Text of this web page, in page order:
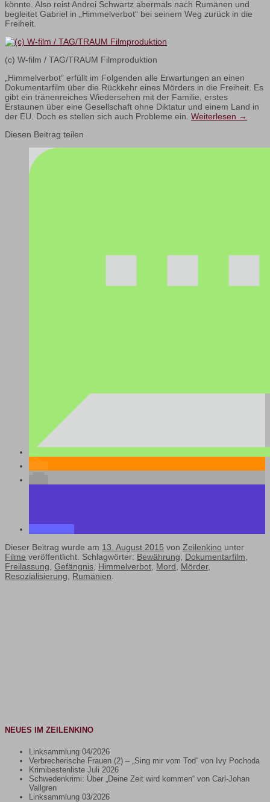
könnte. Also reist Andrei Schwartz abermals nach Rumänen und
begleitet Gabriel in „Himmelverbot“ bei seinem Weg zurück in die
Freiheit.
(c) W-film / TAG/TRAUM Filmproduktion
„Himmelverbot“ erfüllt im Folgenden alle Erwartungen an einen
Dokumentarfilm über die Rückkehr eines Mörders in die Freiheit. Es
gibt ein tränenreiches Wiedersehen mit der Familie, erstes
Erstaunen über eine Gesellschaft ohne Diktatur und einem Land in
der EU. Doch es stellen sich auch Probleme ein. Weiterlesen →
Diesen Beitrag teilen
Dieser Beitrag wurde am 13. August 2015 von Zeilenkino unter
Filme veröffentlicht. Schlagwörter: Bewährung, Dokumentarfilm,
Freilassung, Gefängnis, Himmelverbot, Mord, Mörder,
Resozialisierung, Rumänien.
NEUES IM ZEILENKINO
Linksammlung 04/2026
Verbrecherische Frauen (2) – „Sing mir vom Tod“ von Ivy Pochoda
Krimibestenliste Juli 2026
Schwedenkrimi: Über „Deine Zeit wird kommen“ von Carl-Johan
Vallgren
Linksammlung 03/2026